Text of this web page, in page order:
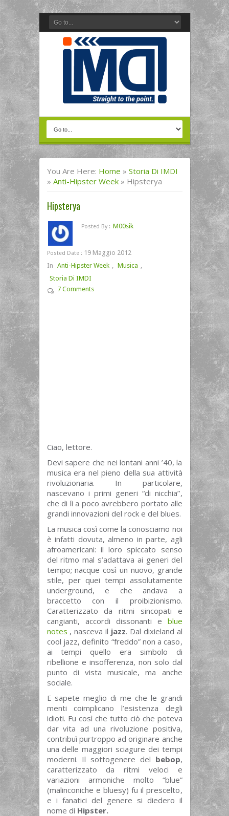
You Are Here: Home » Storia Di IMDI
» Anti-Hipster Week » Hipsterya
Hipsterya
Posted By : M00sik
Posted Date : 19 Maggio 2012
In Anti-Hipster Week , Musica ,
Storia Di IMDI
7 Comments
Ciao, lettore.
Devi sapere che nei lontani anni ’40, la
musica era nel pieno della sua attività
rivoluzionaria. In particolare,
nascevano i primi generi “di nicchia”,
che di lì a poco avrebbero portato alle
grandi innovazioni del rock e del blues.
La musica così come la conosciamo noi
è infatti dovuta, almeno in parte, agli
afroamericani: il loro spiccato senso
del ritmo mal s’adattava ai generi del
tempo; nacque così un nuovo, grande
stile, per quei tempi assolutamente
underground, e che andava a
braccetto con il proibizionismo.
Caratterizzato da ritmi sincopati e
cangianti, accordi dissonanti e blue
notes , nasceva il jazz. Dal dixieland al
cool jazz, definito “freddo” non a caso,
ai tempi quello era simbolo di
ribellione e insofferenza, non solo dal
punto di vista musicale, ma anche
sociale.
E sapete meglio di me che le grandi
menti coimplicano l’esistenza degli
idioti. Fu così che tutto ciò che poteva
dar vita ad una rivoluzione positiva,
contribuì purtroppo ad originare anche
una delle maggiori sciagure dei tempi
moderni. Il sottogenere del bebop,
caratterizzato da ritmi veloci e
variazioni armoniche molto “blue”
(malinconiche e bluesy) fu il prescelto,
e i fanatici del genere si diedero il
nome di Hipster.